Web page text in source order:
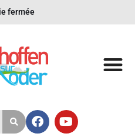
fermée